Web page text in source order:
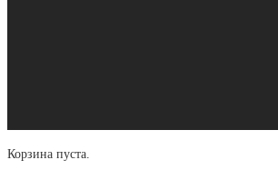
Корзина пуста.